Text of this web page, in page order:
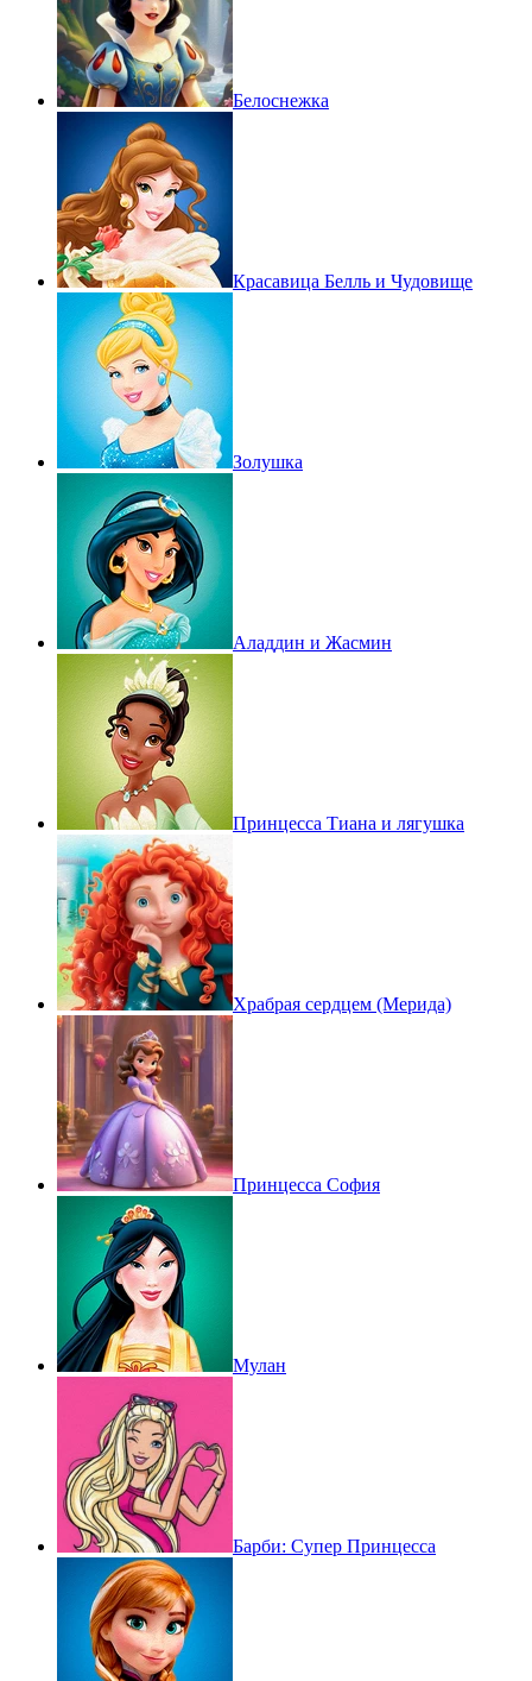
Белоснежка
Красавица Белль и Чудовище
Золушка
Аладдин и Жасмин
Принцесса Тиана и лягушка
Храбрая сердцем (Мерида)
Принцесса София
Мулан
Барби: Супер Принцесса